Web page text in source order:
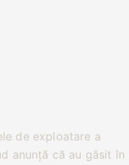
de exploatare a
anunță că au găsit în